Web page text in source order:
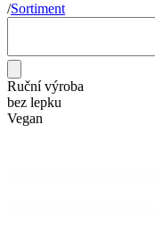
/Sortiment
Ruční výroba
bez lepku
Vegan